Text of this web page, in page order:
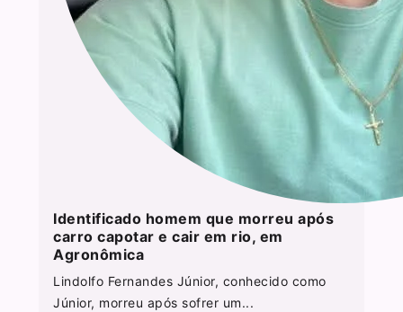
Identificado homem que morreu após
carro capotar e cair em rio, em
Agronômica
Lindolfo Fernandes Júnior, conhecido como
Júnior, morreu após sofrer um...